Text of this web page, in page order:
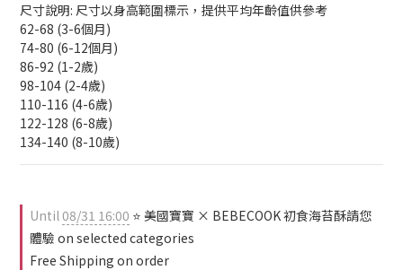
尺寸說明: 尺寸以身高範圍標示，提供平均年齡值供參考
62-68 (3-6個月)
74-80 (6-12個月)
86-92 (1-2歲)
98-104 (2-4歲)
110-116 (4-6歲)
122-128 (6-8歲)
134-140 (8-10歲)
Until08/31 16:00 ⭐ 美國寶寶 × BEBECOOK 初食海苔酥請您
體驗 on selected categories
Free Shipping on order